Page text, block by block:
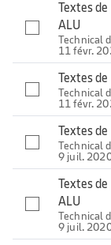
Textes
ALU
Technical
11 févr.
Textes
Technical
11 févr.
Textes
Technical
9 juil.
Textes
ALU
Technical
9 juil.